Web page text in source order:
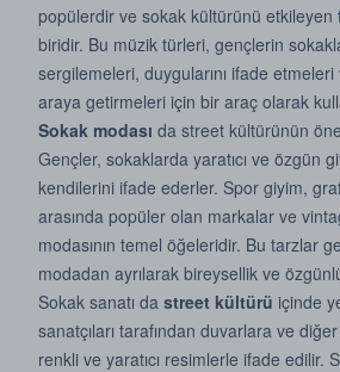
popülerdir ve sokak kültürünü etkileyen
biridir. Bu müzik türleri, gençlerin
sergilemeleri, duygularını ifade etmeleri
araya getirmeleri için bir araç olarak
Sokak modası da street kültürünün
Gençler, sokaklarda yaratıcı ve özgün
kendilerini ifade ederler. Spor giyim,
arasında popüler olan markalar ve
modasının temel öğeleridir. Bu tarzlar
modadan ayrılarak bireysellik ve
Sokak sanatı da street kültürü içinde
sanatçıları tarafından duvarlara ve
renkli ve yaratıcı resimlerle ifade edilir.